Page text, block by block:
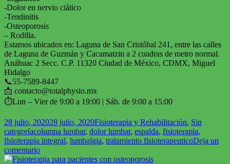
-Dolor en nervio ciático
-Tendinitis
-Osteoporosis
– Rodilla.
Estamos ubicados en: Laguna de San Cristóbal 241, entre las calles
de Laguna de Guzmán y Cacamatzin a 2 cuadras de metro normal.
Anáhuac 2 Secc. C.P. 11320 Ciudad de México, CDMX, Miguel
Hidalgo
📞55-7589-8447
📩 contacto@totalphysio.mx
⏱Lun – Vier de 9:00 a 19:00 | Sáb. de 9:00 a 15:00
Publicado
el
28 julio, 202028 julio, 2020Categorías
Fisioterapia y Rehabilitación, Sin
categoríaEtiquetas
columna lumbar, dolor lumbar, espalda, fisioterapia,
fisioterapia integral, lumbalgia, tratamiento fisioterapeuticoDeja un
comentarioen
¿Qué